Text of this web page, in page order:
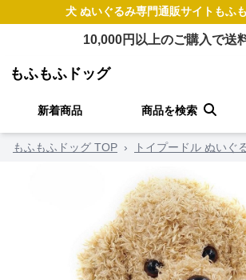
犬 ぬいぐるみ専門通販サイト もふ
10,000円以上のご購入で送
もふもふドッグ
新着商品 商品を検索
もふもふドッグ TOP › トイプードル ぬいぐ